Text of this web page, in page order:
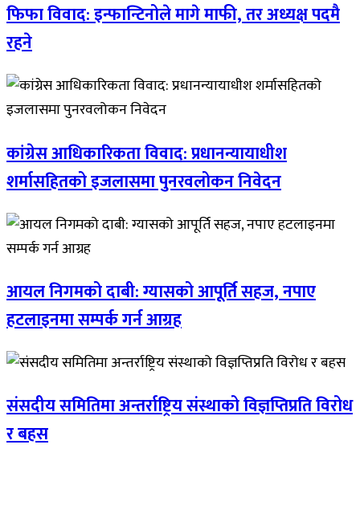
फिफा विवाद: इन्फान्टिनोले मागे माफी, तर अध्यक्ष पदमै
रहने
कांग्रेस आधिकारिकता विवाद: प्रधानन्यायाधीश
शर्मासहितको इजलासमा पुनरवलोकन निवेदन
आयल निगमको दाबी: ग्यासको आपूर्ति सहज, नपाए
हटलाइनमा सम्पर्क गर्न आग्रह
संसदीय समितिमा अन्तर्राष्ट्रिय संस्थाको विज्ञप्तिप्रति विरोध
र बहस